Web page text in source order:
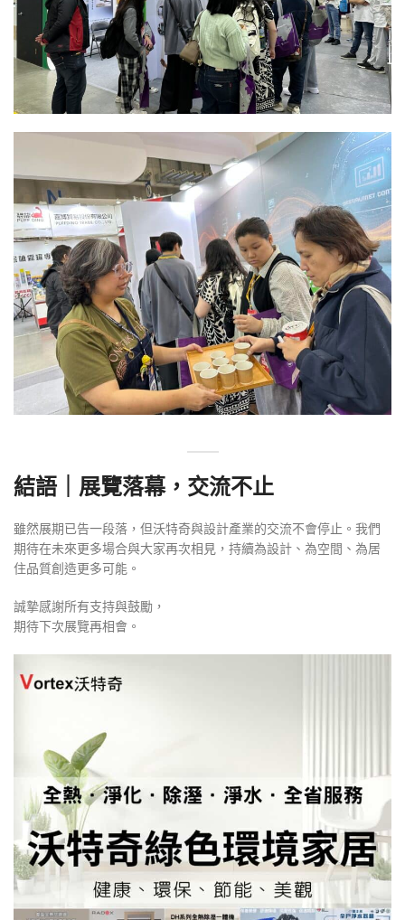
結語｜展覽落幕，交流不止
雖然展期已告一段落，但沃特奇與設計產業的交流不會停止。我們
期待在未來更多場合與大家再次相見，持續為設計、為空間、為居
住品質創造更多可能。
誠摯感謝所有支持與鼓勵，
期待下次展覽再相會。